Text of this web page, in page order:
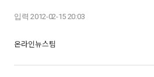
입력 2012-02-15 20:03
온라인뉴스팀